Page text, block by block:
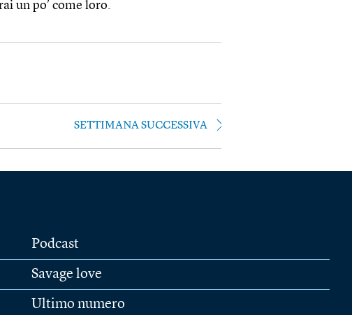
un po’ come loro.
SETTIMANA SUCCESSIVA
Podcast
Savage love
Ultimo numero